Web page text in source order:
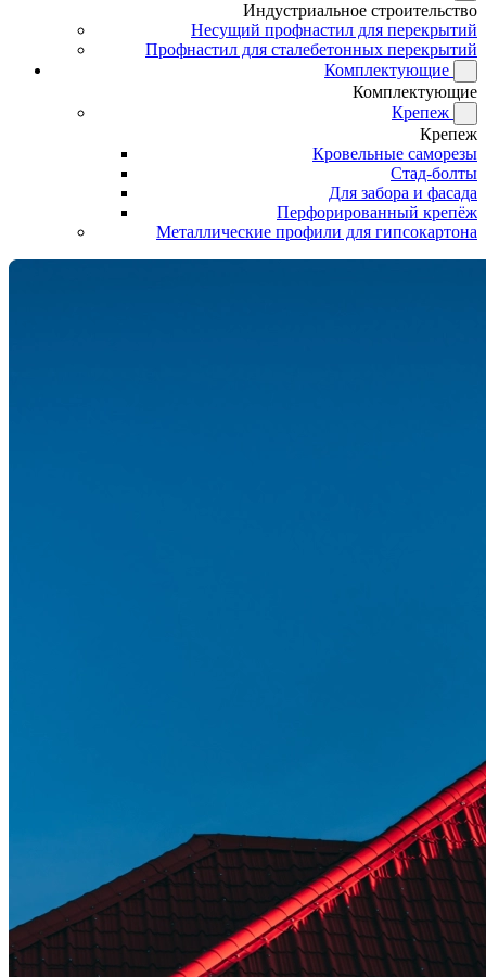
Индустриальное строительство
Несущий профнастил для перекрытий
Профнастил для сталебетонных перекрытий
Комплектующие
Комплектующие
Крепеж
Крепеж
Кровельные саморезы
Стад-болты
Для забора и фасада
Перфорированный крепёж
Металлические профили для гипсокартона